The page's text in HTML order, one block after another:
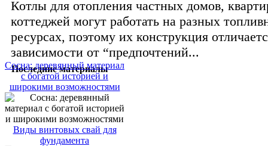
Котлы для отопления частных домов,
коттеджей могут работать на разных
ресурсах, поэтому их конструкция
зависимости от “предпочтений...
Последние материалы
Сосна: деревянный материал
с богатой историей и
широкими возможностями
Виды винтовых свай для
фундамента